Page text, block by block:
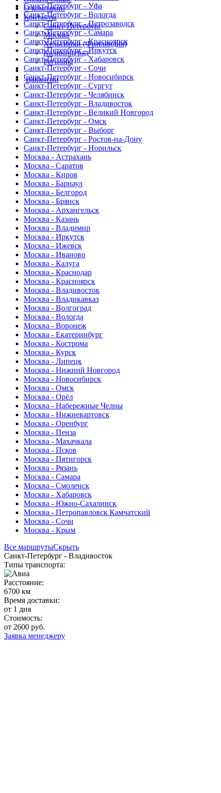
О компании
Контакты
Санкт-Петербург
Москва
Хельсинки (Финляндия)
Калининград
Регионы
Вакансии
Санкт-Петербург - Уфа
Санкт-Петербург - Вологда
Санкт-Петербург - Петрозаводск
Санкт-Петербург - Самара
Санкт-Петербург - Красноярск
Санкт-Петербург - Иркутск
Санкт-Петербург - Хабаровск
Санкт-Петербург - Сочи
Санкт-Петербург - Новосибирск
Санкт-Петербург - Сургут
Санкт-Петербург - Челябинск
Санкт-Петербург - Владивосток
Санкт-Петербург - Великий Новгород
Санкт-Петербург - Омск
Санкт-Петербург - Выборг
Санкт-Петербург - Ростов-на-Дону
Санкт-Петербург - Норильск
Москва - Астрахань
Москва - Саратов
Москва - Киров
Москва - Барнаул
Москва - Белгород
Москва - Брянск
Москва - Архангельск
Москва - Казань
Москва - Владимир
Москва - Иркутск
Москва - Ижевск
Москва - Иваново
Москва - Калуга
Москва - Краснодар
Москва - Красноярск
Москва - Владивосток
Москва - Владикавказ
Москва - Волгоград
Москва - Вологда
Москва - Воронеж
Москва - Екатеринбург
Москва - Кострома
Москва - Курск
Москва - Липецк
Москва - Нижний Новгород
Москва - Новосибирск
Москва - Омск
Москва - Орёл
Москва - Набережные Челны
Москва - Нижневартовск
Москва - Оренбург
Москва - Пенза
Москва - Махачкала
Москва - Псков
Москва - Пятигорск
Москва - Рязань
Москва - Самара
Москва - Смоленск
Москва - Хабаровск
Москва - Южно-Сахалинск
Москва - Петропавловск Камчатский
Москва - Сочи
Москва - Крым
Все маршрутыСкрыть
Санкт-Петербург - Владивосток
Типы транспорта:
Расстояние:
6700 км
Время доставки:
от 1 дня
Стоимость:
от 2600 руб.
Заявка менеджеру